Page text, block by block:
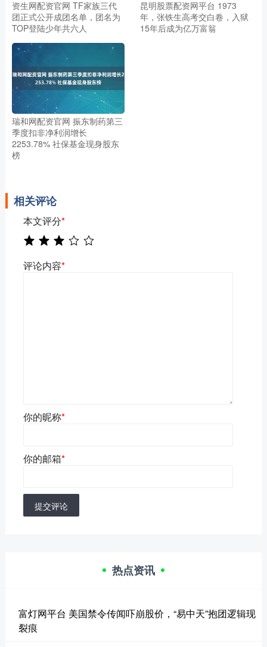
资生网配资官网 TF家族三代
团正式公开成团名单，团名为
TOP登陆少年共六人
昆明股票配资网平台 1973
年，张铁生高考交白卷，入狱
15年后成为亿万富翁
瑞和网配资官网 振东制药第三
季度扣非净利润增长
2253.78% 社保基金现身股东
榜
相关评论
本文评分*
评论内容*
你的昵称*
你的邮箱*
提交评论
热点资讯
富灯网平台 美国禁令传闻吓崩股价，“易中天”抱团逻辑现
裂痕